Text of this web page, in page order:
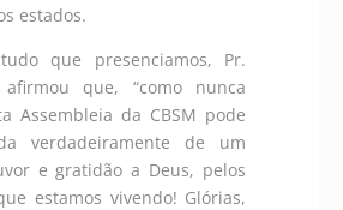
estados.
que presenciamos, Pr.
afirmou que, “como nunca
Assembleia da CBSM pode
verdadeiramente de um
e gratidão a Deus, pelos
estamos vivendo! Glórias,